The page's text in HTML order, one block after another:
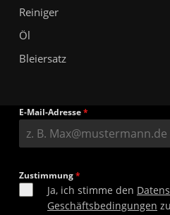
Reiniger
Öl
Bleiersatz
E-Mail-Adresse*
Zustimmung*
Ja, ich stimme den
Geschäftsbedingungen